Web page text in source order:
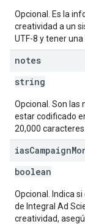
Opcional. Es la
creatividad a un
UTF-8 y tener
notes
string
Opcional. Son las
estar codificado
20,000 caracteres.
iasCampaign
boolean
Opcional. Indica
de Integral Ad
creatividad,